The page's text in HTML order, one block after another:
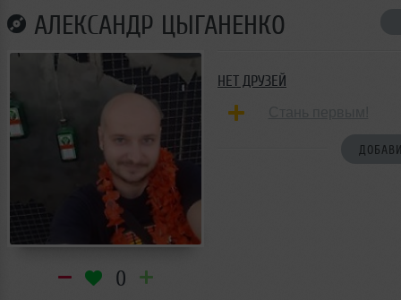
АЛЕКСАНДР ЦЫГАНЕНКО
0
НЕТ ДРУЗЕЙ